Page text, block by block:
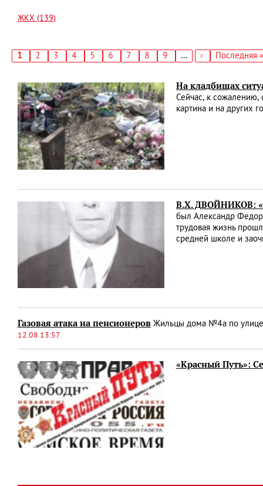
ЖКХ (139)
Текущая
1 Страница
2 Страница
3 Страница
4 Страница
5 Страница
6 Страница
7 Страница
8 Страница
9 …
Следующая
›
Последняя
Последняя »
На кладбищах
Сейчас, к сожалению,
картина и на других
В.Х. ДВОЙНИКОВ:
был Александр
трудовая жизнь
средней школе и
Газовая атака на пенсионеров Жильцы дома №4а по улице
12.08 13:57
«Красный Путь»: